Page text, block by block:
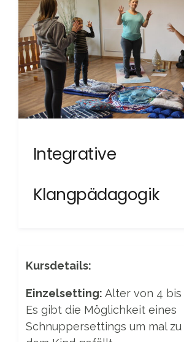
Integrative
Klangpädagogik
Kursdetails:
Einzelsetting: Alter von 4 bis
Es gibt die Möglichkeit eines
Schnuppersettings um mal